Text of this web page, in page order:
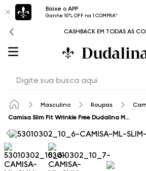
Baixe o APP
Ganhe 10% OFF na 1 COMPRA*
CASHBACK EM TODAS AS
Masculino Roupas
Camisa Slim Fit Wrinkle Free Dudalina Masculina